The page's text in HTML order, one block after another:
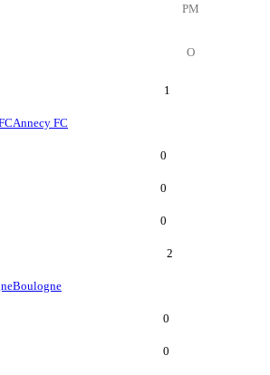
РМ
О
1
Annecy FC
0
0
0
2
Boulogne
0
0